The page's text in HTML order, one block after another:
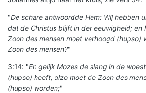
"De schare antwoordde Hem: Wij hebben
dat de Christus blijft in der eeuwigheid; en
Zoon des mensen moet verhoogd (hupso)
Zoon des mensen?"
3:14: "En gelijk Mozes de slang in de
(hupso) heeft, alzo moet de Zoon des
(hupso) worden;"